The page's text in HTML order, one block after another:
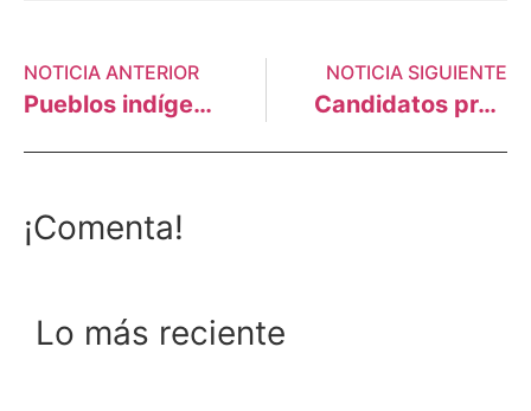
NOTICIA ANTERIOR
Pueblos indígenas y organizaciones civiles impulsan un Plan de Vida para salvar la Amazonía
NOTICIA SIGUIENTE
Candidatos presidenciales debatirán sobre la urgente agenda ambiental
¡Comenta!
Lo más reciente